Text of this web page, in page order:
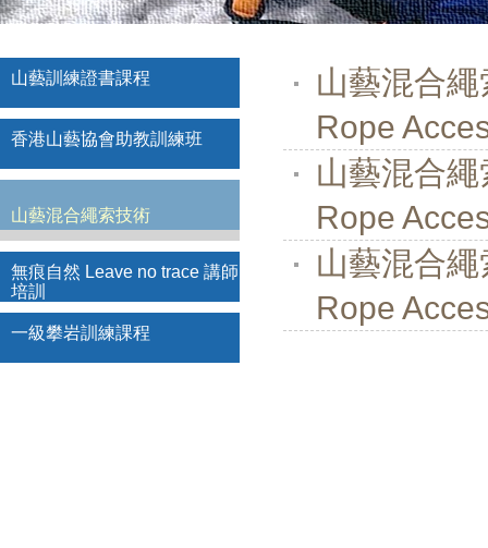
山藝訓練證書課程
香港山藝協會助教訓練班
山藝混合繩索技術
無痕自然 Leave no trace 講師
培訓
一級攀岩訓練課程
山藝混合
Rope
山藝混合
Rope
山藝混合
Rope